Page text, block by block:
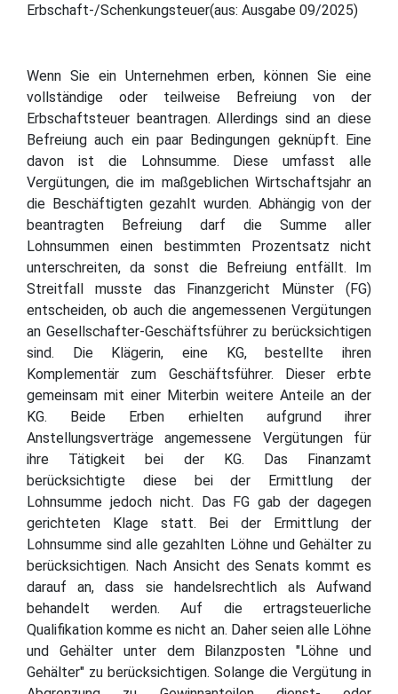
Erbschaft-/Schenkungsteuer(aus: Ausgabe 09/2025)
Wenn Sie ein Unternehmen erben, können Sie eine
vollständige oder teilweise Befreiung von der
Erbschaftsteuer beantragen. Allerdings sind an diese
Befreiung auch ein paar Bedingungen geknüpft. Eine
davon ist die Lohnsumme. Diese umfasst alle
Vergütungen, die im maßgeblichen Wirtschaftsjahr an
die Beschäftigten gezahlt wurden. Abhängig von der
beantragten Befreiung darf die Summe aller
Lohnsummen einen bestimmten Prozentsatz nicht
unterschreiten, da sonst die Befreiung entfällt. Im
Streitfall musste das Finanzgericht Münster (FG)
entscheiden, ob auch die angemessenen Vergütungen
an Gesellschafter-Geschäftsführer zu berücksichtigen
sind. Die Klägerin, eine KG, bestellte ihren
Komplementär zum Geschäftsführer. Dieser erbte
gemeinsam mit einer Miterbin weitere Anteile an der
KG. Beide Erben erhielten aufgrund ihrer
Anstellungsverträge angemessene Vergütungen für
ihre Tätigkeit bei der KG. Das Finanzamt
berücksichtigte diese bei der Ermittlung der
Lohnsumme jedoch nicht. Das FG gab der dagegen
gerichteten Klage statt. Bei der Ermittlung der
Lohnsumme sind alle gezahlten Löhne und Gehälter zu
berücksichtigen. Nach Ansicht des Senats kommt es
darauf an, dass sie handelsrechtlich als Aufwand
behandelt werden. Auf die ertragsteuerliche
Qualifikation komme es nicht an. Daher seien alle Löhne
und Gehälter unter dem Bilanzposten "Löhne und
Gehälter" zu berücksichtigen. Solange die Vergütung in